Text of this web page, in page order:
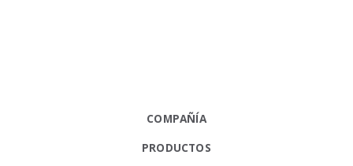
COMPAÑÍA
PRODUCTOS